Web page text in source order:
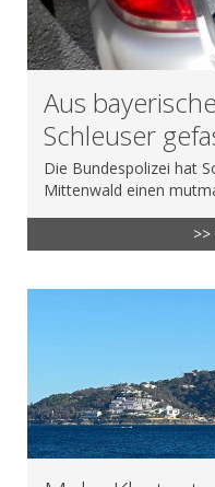
Aus
Schleuser
Die Bundespolizei hat
Mittenwald einen